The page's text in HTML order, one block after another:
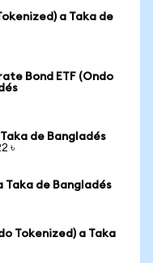
a Taka de
Bond ETF (Ondo
de Bangladés
৳
Taka de Bangladés
Tokenized) a Taka